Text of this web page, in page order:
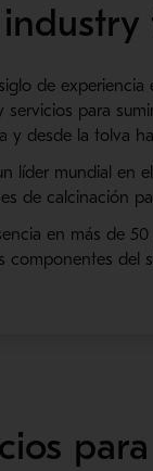
de
servicios para
y desde la tolva
líder mundial en
de calcinación
en más de
componentes del